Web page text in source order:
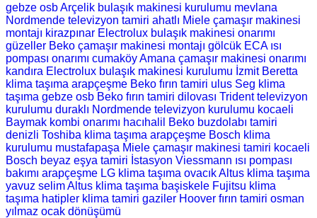
gebze osb Arçelik bulaşık makinesi kurulumu mevlana
Nordmende televizyon tamiri ahatlı Miele çamaşır makinesi
montajı kirazpınar Electrolux bulaşık makinesi onarımı
güzeller Beko çamaşır makinesi montajı gölcük ECA ısı
pompası onarımı cumaköy Amana çamaşır makinesi onarımı
kandıra Electrolux bulaşık makinesi kurulumu İzmit Beretta
klima taşıma arapçeşme Beko fırın tamiri ulus Seg klima
taşıma gebze osb Beko fırın tamiri dilovası Trident televizyon
kurulumu duraklı Nordmende televizyon kurulumu kocaeli
Baymak kombi onarımı hacıhalil Beko buzdolabı tamiri
denizli Toshiba klima taşıma arapçeşme Bosch klima
kurulumu mustafapaşa Miele çamaşır makinesi tamiri kocaeli
Bosch beyaz eşya tamiri İstasyon Viessmann ısı pompası
bakımı arapçeşme LG klima taşıma ovacık Altus klima taşıma
yavuz selim Altus klima taşıma başiskele Fujitsu klima
taşıma hatipler klima tamiri gaziler Hoover fırın tamiri osman
yılmaz ocak dönüşümü